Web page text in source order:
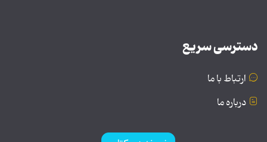
دسترسی سریع
ارتباط با ما
درباره ما